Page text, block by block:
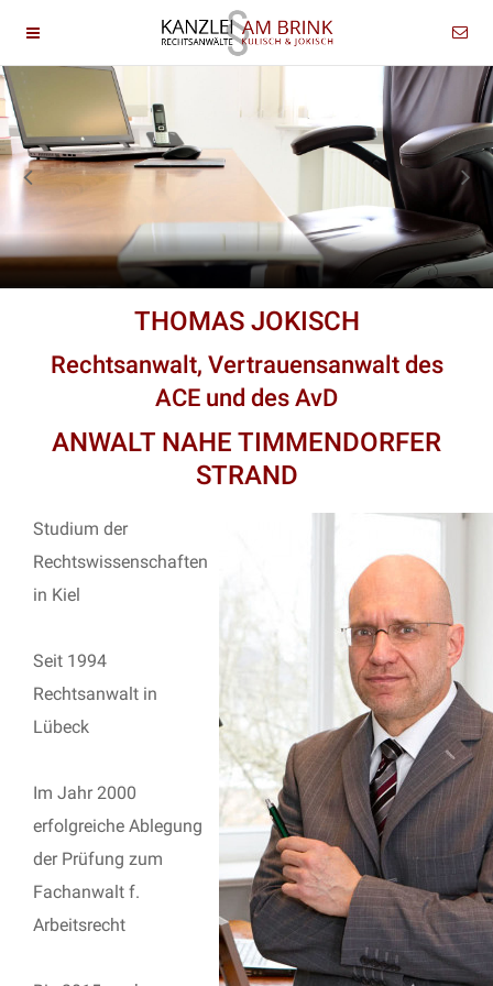
THOMAS JOKISCH
Rechtsanwalt, Vertrauensanwalt des
ACE und des AvD
ANWALT NAHE TIMMENDORFER
STRAND
Studium der
Rechtswissenschaften
in Kiel
Seit 1994
Rechtsanwalt in
Lübeck
Im Jahr 2000
erfolgreiche Ablegung
der Prüfung zum
Fachanwalt f.
Arbeitsrecht